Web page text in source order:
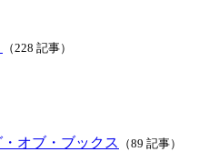
（228 記事）
オブ・ブックス （89 記事）